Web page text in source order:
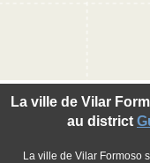
La ville de Vilar
au district
La ville de Vilar Formoso